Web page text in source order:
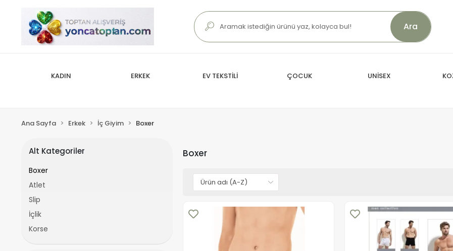
Ara
KADIN ERKEK EV TEKSTİLİ ÇOCUK UNİSEX
Ana Sayfa Erkek İç Giyim Boxer
Alt Kategoriler
Boxer
Atlet
Slip
İçlik
Korse
Boxer